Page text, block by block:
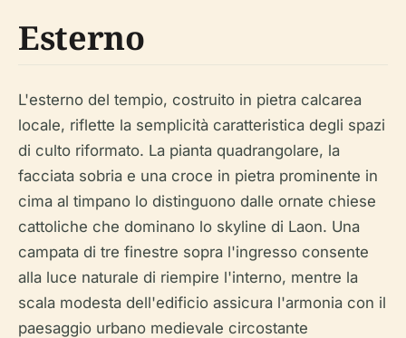
Esterno
L'esterno del tempio, costruito in pietra calcarea
locale, riflette la semplicità caratteristica degli spazi
di culto riformato. La pianta quadrangolare, la
facciata sobria e una croce in pietra prominente in
cima al timpano lo distinguono dalle ornate chiese
cattoliche che dominano lo skyline di Laon. Una
campata di tre finestre sopra l'ingresso consente
alla luce naturale di riempire l'interno, mentre la
scala modesta dell'edificio assicura l'armonia con il
paesaggio urbano medievale circostante